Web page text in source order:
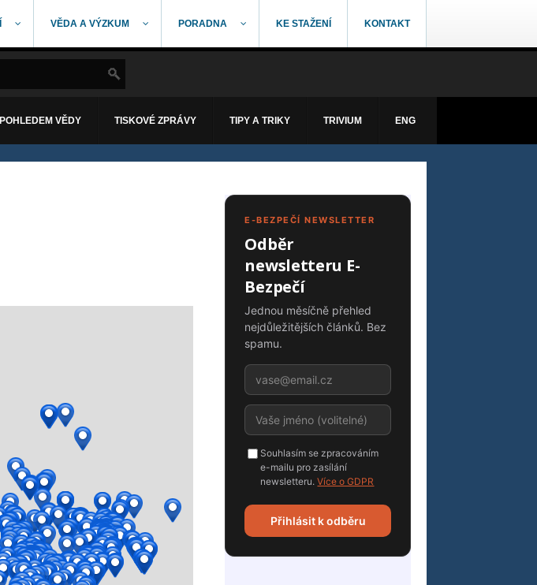
VĚDA A VÝZKUM PORADNA KE STAŽENÍ KONTAKT
POHLEDEM VĚDY TISKOVÉ ZPRÁVY TIPY A TRIKY TRIVIUM ENG
E-BEZPEČÍ NEWSLETTER
Odběr
newsletteru E-
Bezpečí
Jednou měsíčně přehled
nejdůležitějších článků. Bez
spamu.
Souhlasím se zpracováním
e-mailu pro zasílání
newsletteru.Více o GDPR
Přihlásit k odběru